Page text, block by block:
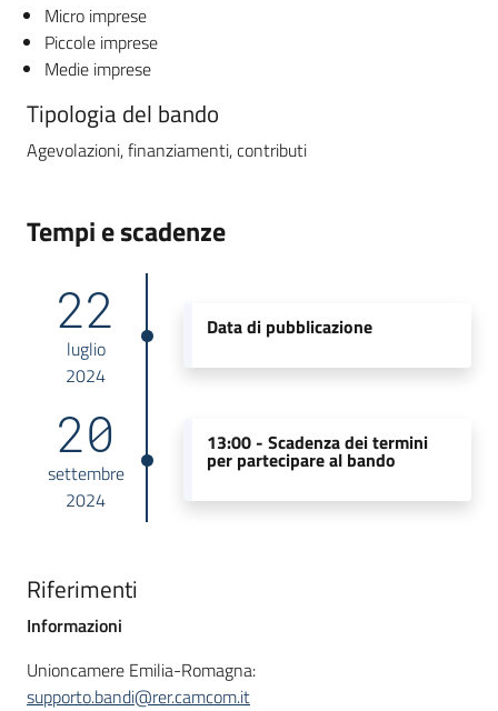
Micro imprese
Piccole imprese
Medie imprese
Tipologia del bando
Agevolazioni, finanziamenti, contributi
Tempi e scadenze
22
luglio
2024
Data di pubblicazione
20
settembre
2024
13:00 - Scadenza dei termini
per partecipare al bando
Riferimenti
Informazioni
Unioncamere Emilia-Romagna:
supporto.bandi@rer.camcom.it